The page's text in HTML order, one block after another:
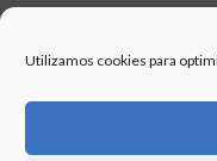
Utilizamos cookies para